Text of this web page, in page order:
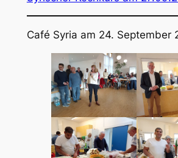
Café Syria am 24. September